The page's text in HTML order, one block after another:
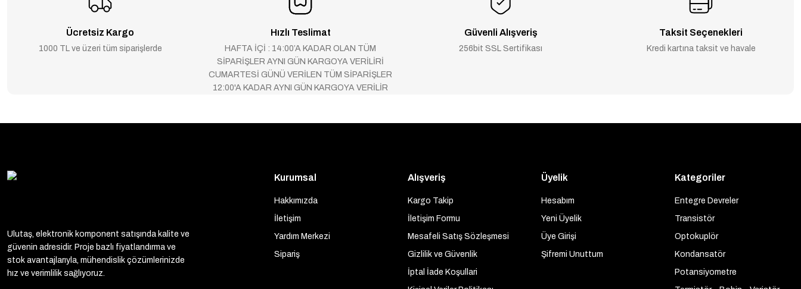
Ücretsiz Kargo
1000 TL ve üzeri tüm siparişlerde
Hızlı Teslimat
HAFTA İÇİ : 14:00’A KADAR OLAN TÜM
SİPARİŞLER AYNI GÜN KARGOYA VERİLİRİ
CUMARTESİ GÜNÜ VERİLEN TÜM SİPARİŞLER
12:00'A KADAR AYNI GÜN KARGOYA VERİLİR
Güvenli Alışveriş
256bit SSL Sertifikası
Taksit Seçenekleri
Kredi kartına taksit ve havale
Ulutaş, elektronik komponent satışında kalite ve
güvenin adresidir. Proje bazlı fiyatlandırma ve
stok avantajlarıyla, mühendislik çözümlerinizde
hız ve verimlilik sağlıyoruz.
Kurumsal
Hakkımızda
İletişim
Yardım Merkezi
Sipariş
Alışveriş
Kargo Takip
İletişim Formu
Mesafeli Satış Sözleşmesi
Gizlilik ve Güvenlik
İptal İade Koşullari
Üyelik
Hesabım
Yeni Üyelik
Üye Girişi
Şifremi Unuttum
Kategoriler
Entegre Devreler
Transistör
Optokuplör
Kondansatör
Potansiyometre